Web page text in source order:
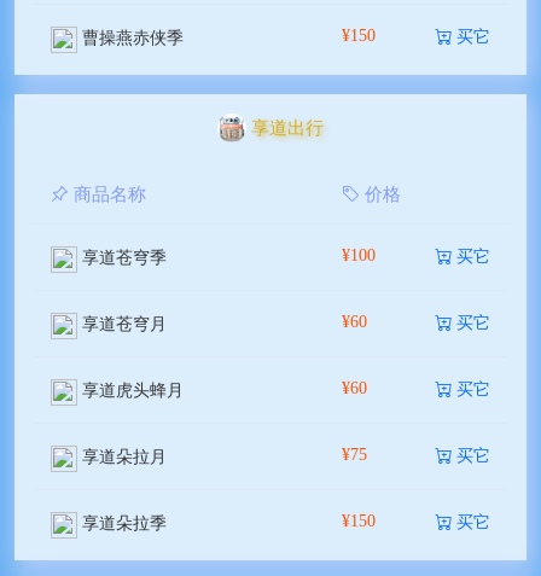
曹操燕赤侠季 ¥150 买它
享道出行
商品名称 价格
享道苍穹季 ¥100 买它
享道苍穹月 ¥60 买它
享道虎头蜂月 ¥60 买它
享道朵拉月 ¥75 买它
享道朵拉季 ¥150 买它